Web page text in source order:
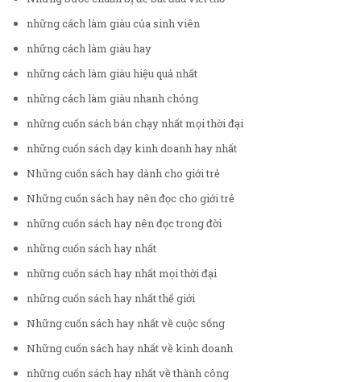
những cách làm giàu của sinh viên
những cách làm giàu hay
những cách làm giàu hiệu quả nhất
những cách làm giàu nhanh chóng
những cuốn sách bán chạy nhất mọi thời đại
những cuốn sách dạy kinh doanh hay nhất
Những cuốn sách hay dành cho giới trẻ
Những cuốn sách hay nên đọc cho giới trẻ
những cuốn sách hay nên đọc trong đời
những cuốn sách hay nhất
những cuốn sách hay nhất mọi thời đại
những cuốn sách hay nhất thế giới
Những cuốn sách hay nhất về cuộc sống
Những cuốn sách hay nhất về kinh doanh
những cuốn sách hay nhất về thành công